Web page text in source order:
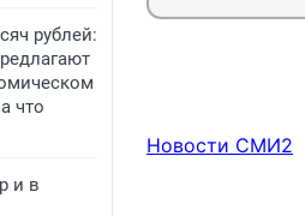
рублей:
что
и в
Новости СМИ2